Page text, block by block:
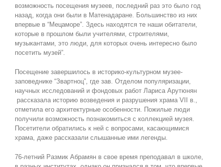
возможность посещения музеев, последний раз это было год
назад, когда они были в Матенадаране. Большинство из них
впервые в “Мецаморе”. Здесь находятся те наши обитатели,
которые в прошлом были учителями, строителями,
музыкантами, это люди, для которых очень интересно было
посетить музей”.
Посещение завершилось в историко-культурном музее-
заповеднике “Звартноц”, где зав. Отделом популяризации,
научных исследований и фондовых работ Лариса Арутюнян
рассказала историю возведения и разрушения храма VII в.,
отметила его архитектурные особенности. Пожилые люди
получили возможность познакомиться с коллекцией музея.
Посетители обратились к ней с вопросами, касающимися
храма, даже рассказали слышанные ими легенды.
76-летний Размик Абрамян в свое время преподавал в школе,